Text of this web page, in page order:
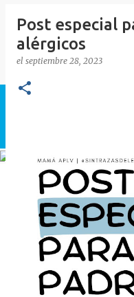
Post especial
alérgicos
el septiembre 28, 2023